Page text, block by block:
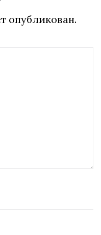
опубликован.